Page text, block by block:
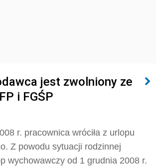
jest zwolniony ze
i FGŚP
r. pracownica wróciła z urlopu
Z powodu sytuacji rodzinnej
wychowawczy od 1 grudnia 2008 r.